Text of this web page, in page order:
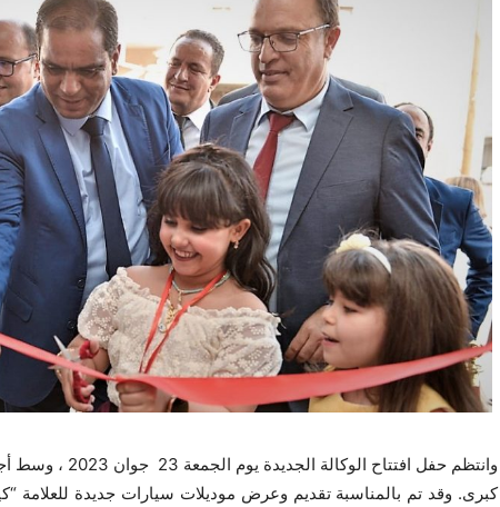
وانتظم حفل افتتاح
كبرى. وقد تم بالمناسبة تقديم وعرض موديلات سيارات جديدة للعلامة